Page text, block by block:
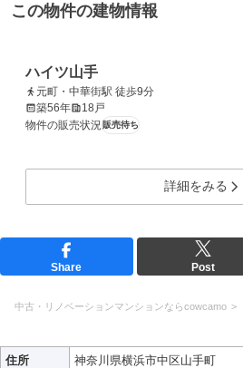
この物件の建物情報
ハイツ山手
元町・中華街駅 徒歩9分
築56年
18戸
物件の販売状況 販売待ち
詳細をみる
Share Post
中古・リノベーションマンションならcowcamo
住所
神奈川県横浜市中区山手町